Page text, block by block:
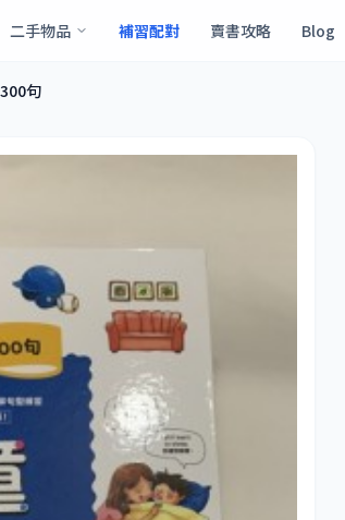
二手物品 補習配對 賣書攻略 Blog
句